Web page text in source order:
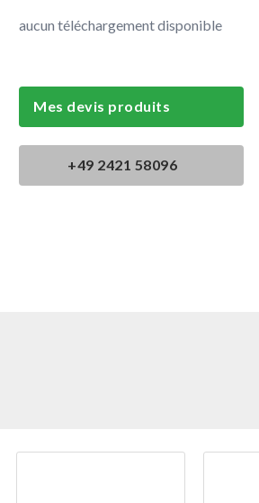
aucun téléchargement disponible
Mes devis produits
+49 2421 58096